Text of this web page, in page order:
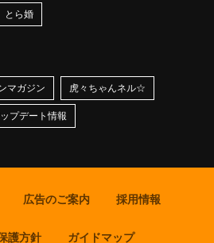
とら婚
マガジン 虎々ちゃんネル☆
プデート情報
広告のご案内 採用情報
護方針 ガイドマップ